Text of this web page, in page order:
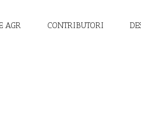
AGR CONTRIBUTORI